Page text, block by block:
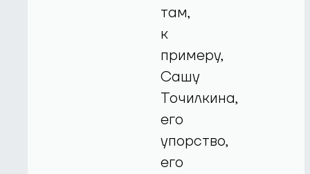
там,
к
примеру,
Сашу
Точилкина,
его
упорство,
его